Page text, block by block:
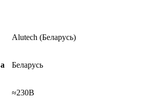
Alutech (Беларусь)
Беларусь
≈230В